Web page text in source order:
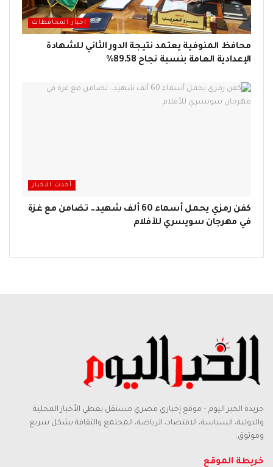
اخبار المحافظات
محافظ المنوفية يعتمد نتيجة الدور الثاني للشهادة
الإعدادية العامة بنسبة نجاح 89.58%
أحدث الاخبار
كفن رمزي يحمل أسماء 60 ألف شهيد.. تضامن مع غزة
في مهرجان سويسري للأفلام
جريدة الخبر اليوم – موقع إخباري مصري مستقل يغطي الأخبار المحلية
والدولية، السياسة، الاقتصاد، الرياضة، المجتمع والثقافة بشكل سريع
وموثوق.
خريطة الموقع